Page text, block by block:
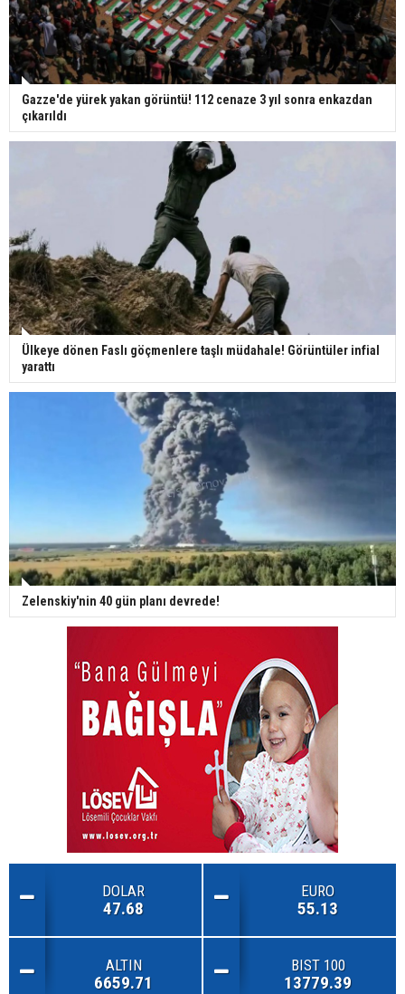
Gazze'de yürek yakan görüntü! 112 cenaze 3 yıl sonra enkazdan
çıkarıldı
Ülkeye dönen Faslı göçmenlere taşlı müdahale! Görüntüler infial
yarattı
Zelenskiy'nin 40 gün planı devrede!
DOLAR
47.68
EURO
55.13
ALTIN
6659.71
BIST 100
13779.39